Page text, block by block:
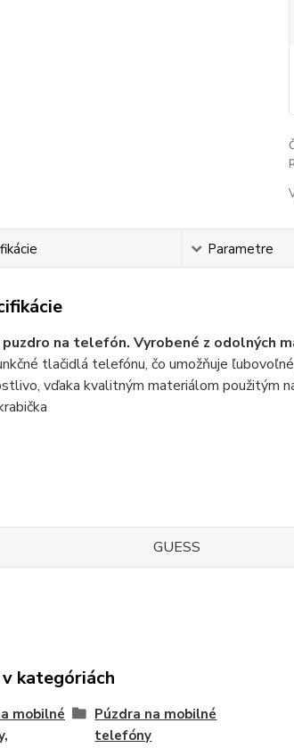
Parametre
na telefón. Vyrobené z odolných
tlačidlá telefónu, čo umožňuje
vďaka kvalitným materiálom použitým
GUESS
kategóriách
mobilné
Púzdra na mobilné
telefóny